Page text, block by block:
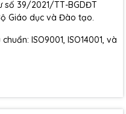
số 39/2021/TT-BGDĐT
Giáo dục và Đào tạo.
ISO9001, ISO14001, và